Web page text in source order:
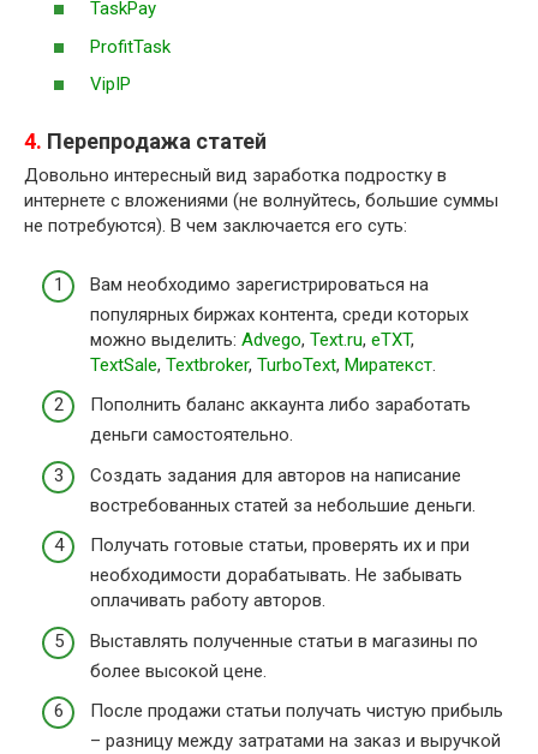
TaskPay
ProfitTask
VipIP
4. Перепродажа статей
Довольно интересный вид заработка подростку в
интернете с вложениями (не волнуйтесь, большие суммы
не потребуются). В чем заключается его суть:
Вам необходимо зарегистрироваться на
популярных биржах контента, среди которых
можно выделить: Advego, Text.ru, eTXT,
TextSale, Textbroker, TurboText, Миратекст.
Пополнить баланс аккаунта либо заработать
деньги самостоятельно.
Создать задания для авторов на написание
востребованных статей за небольшие деньги.
Получать готовые статьи, проверять их и при
необходимости дорабатывать. Не забывать
оплачивать работу авторов.
Выставлять полученные статьи в магазины по
более высокой цене.
После продажи статьи получать чистую прибыль
– разницу между затратами на заказ и выручкой